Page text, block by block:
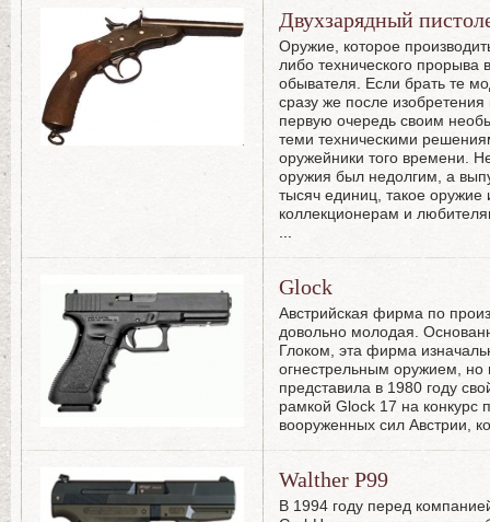
Двухзарядный
Оружие, которое
либо технического прорыва
обывателя. Если брать те
сразу же после
первую очередь своим
теми техническими
оружейники того времени.
оружия был недолгим, а
тысяч единиц, такое оружие
коллекционерам и
Glock
Австрийская фирма по
довольно молодая.
Глоком, эта фирма
огнестрельным оружием, но
представила в 1980 году
рамкой Glock 17 на конкурс
вооруженных сил Австрии,
Walther Р99
В 1994 году перед